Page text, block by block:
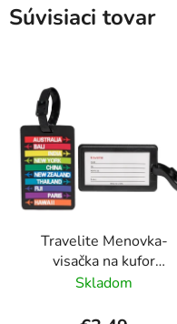
Súvisiaci tovar
Travelite Menovka-
visačka na kufor
Multicolor Cities
Skladom